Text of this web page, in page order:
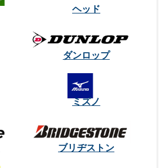
ヘッド
ダンロップ
ミズノ
ブリヂストン